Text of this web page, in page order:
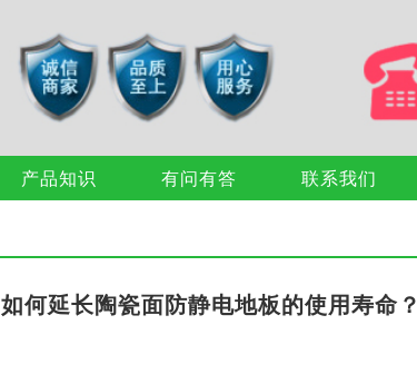
产品知识 有问有答 联系我们
如何延长陶瓷面防静电地板的使用寿命？